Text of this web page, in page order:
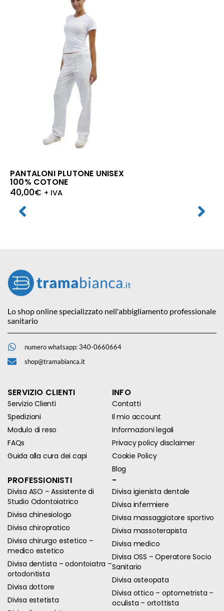
PANTALONI PLUTONE UNISEX
100% COTONE
40,00€ + IVA
Lo shop online specializzato nell'abbigliamento professionale
sanitario
numero whatsapp: 340-0660664
shop@tramabianca.it
SERVIZIO CLIENTI
Servizio Clienti
Spedizioni
Modulo di reso
FAQs
Guida alla cura dei capi
INFO
Contatti
Il mio account
Informazioni legali
Privacy policy disclaimer
Cookie Policy
Blog
PROFESSIONISTI
Divisa ASO – Assistente di
Studio Odontoiatrico
Divisa chinesiologo
Divisa chiropratico
Divisa chirurgo estetico –
medico estetico
Divisa dentista – odontoiatra –
ortodontista
Divisa dottore
Divisa estetista
-
Divisa igienista dentale
Divisa infermiere
Divisa massaggiatore sportivo
Divisa massoterapista
Divisa medico
Divisa OSS – Operatore Socio
Sanitario
Divisa osteopata
Divisa ottico – optometrista –
oculista – ortottista